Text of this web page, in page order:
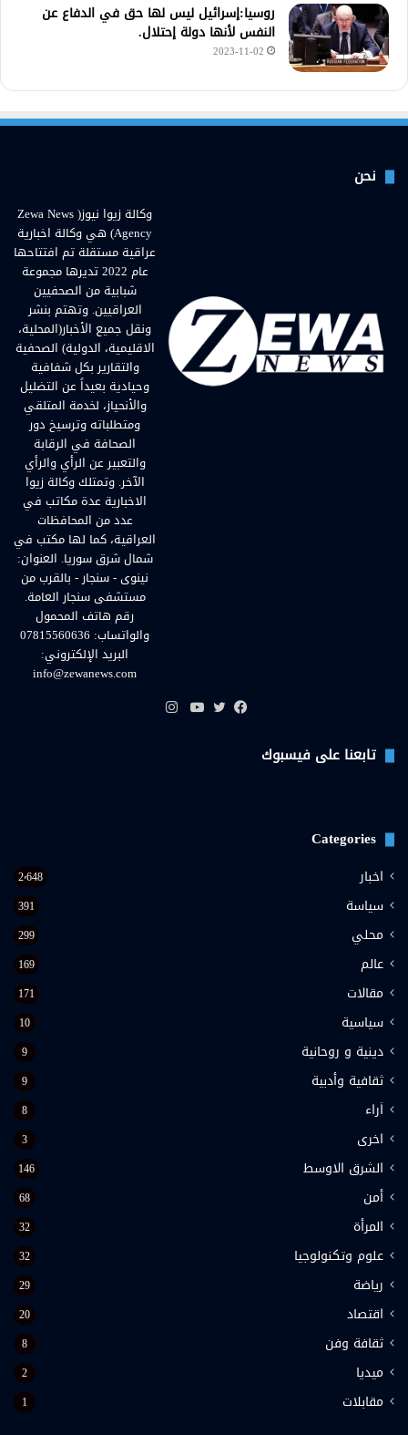
روسيا:إسرائيل ليس لها حق في الدفاع عن
النفس لأنها دولة إحتلال.
2023-11-02
نحن
وكالة زيوا نيوز( Zewa News
Agency) هي وكالة اخبارية
عراقية مستقلة تم افتتاحها
عام 2022 تديرها مجموعة
شبابية من الصحفيين
العراقيين. وتهتم بنشر
ونقل جميع الأخبار(المحلية،
الاقليمية، الدولية) الصحفية
والتقارير بكل شفافية
وحيادية بعيداً عن التضليل
والأنحياز، لخدمة المتلقي
ومتطلباته وترسيخ دور
الصحافة في الرقابة
والتعبير عن الرأي والرأي
الآخر. وتمتلك وكالة زيوا
الاخبارية عدة مكاتب في
عدد من المحافظات
العراقية، كما لها مكتب في
شمال شرق سوريا. العنوان:
نينوى - سنجار - بالقرب من
مستشفى سنجار العامة.
رقم هاتف المحمول
والواتساب: 07815560636
البريد الإلكتروني:
info@zewanews.com
تابعنا على فيسبوك
Categories
اخبار 2٬648
سياسة 391
محلي 299
عالم 169
مقالات 171
سياسية 10
دينية و روحانية 9
ثقافية وأدبية 9
اَراء 8
اخرى 3
الشرق الاوسط 146
أمن 68
المرأة 32
علوم وتكنولوجيا 32
رياضة 29
اقتصاد 20
ثقافة وفن 8
ميديا 2
مقابلات 1